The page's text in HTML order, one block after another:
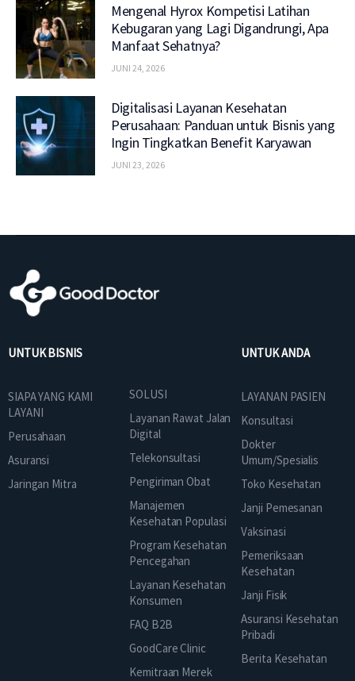
Mengenal Hyrox Kompetisi Latihan
Kebugaran yang Lagi Digandrungi, Apa
Manfaat Sehatnya?
JUNI 24, 2026
Digitalisasi Layanan Kesehatan
Perusahaan: Panduan untuk Bisnis yang
Ingin Tingkatkan Benefit Karyawan
JUNI 23, 2026
UNTUK BISNIS
SIAPA YANG KAMI
LAYANI
Perusahaan
Asuransi
Jaringan Mitra
SOLUSI
Layanan Rawat Jalan
Digital
Telekonsultasi
Pengiriman Obat
Manajemen
Kesehatan Populasi
Program Kesehatan
Pencegahan
Layanan Kesehatan
Konsumen
FAQ B2B
GoodCare Clinic
Kemitraan Merek
UNTUK ANDA
LAYANAN PASIEN
Konsultasi
Dokter
Umum/Spesialis
Toko Kesehatan
Janji Pemesanan
Vaksinasi
Pemeriksaan
Kesehatan
Janji Fisik
Asuransi Kesehatan
Pribadi
Berita Kesehatan